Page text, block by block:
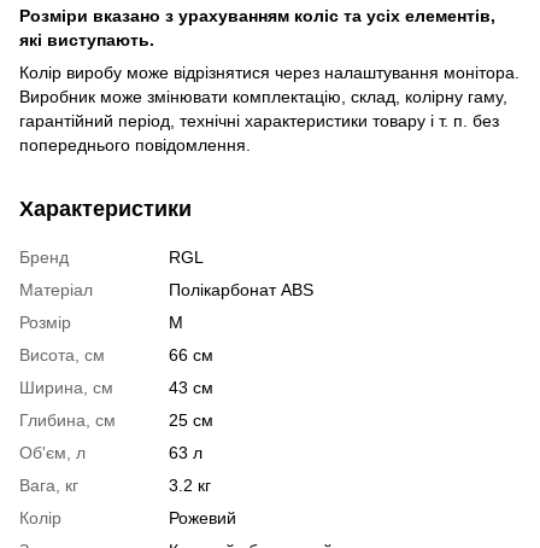
Розміри вказано з урахуванням коліс та усіх елементів,
які виступають.
Колір виробу може відрізнятися через налаштування монітора.
Виробник може змінювати комплектацію, склад, колірну гаму,
гарантійний період, технічні характеристики товару і т. п. без
попереднього повідомлення.
Характеристики
Бренд
RGL
Матеріал
Полікарбонат ABS
Розмір
M
Висота, см
66 см
Ширина, см
43 см
Глибина, см
25 см
Об'єм, л
63 л
Вага, кг
3.2 кг
Колір
Рожевий